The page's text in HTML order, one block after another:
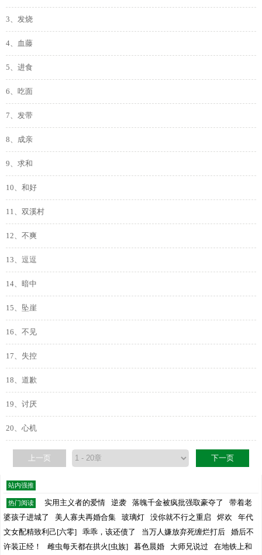
3、发烧
4、血藤
5、进食
6、吃面
7、发带
8、成亲
9、求和
10、和好
11、双溪村
12、不爽
13、逗逗
14、暗中
15、坠崖
16、不见
17、失控
18、道歉
19、讨厌
20、心机
上一页 下一页
站内强推
热门阅读 实用主义者的爱情 逆袭 落魄千金被疯批强取豪夺了
带着老
婆孩子进城了
美人寡夫再婚合集 玻璃灯 没你就不行之重启 烬欢
年代
文女配精致利己[六零]
乖乖，该还债了 当万人嫌放弃死缠烂打后
婚后不
许装正经！
雌虫每天都在拱火[虫族] 暮色晨婚 大师兄说过 在地铁上和